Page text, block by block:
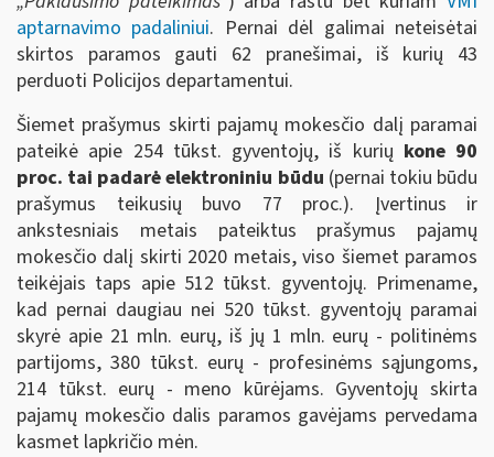
aptarnavimo padaliniui. Pernai dėl galimai neteisėtai
skirtos paramos gauti 62 pranešimai, iš kurių 43
perduoti Policijos departamentui.
Šiemet prašymus skirti pajamų mokesčio dalį paramai
pateikė apie 254 tūkst. gyventojų, iš kurių kone 90
proc. tai padarė elektroniniu būdu (pernai tokiu būdu
prašymus teikusių buvo 77 proc.). Įvertinus ir
ankstesniais metais pateiktus prašymus pajamų
mokesčio dalį skirti 2020 metais, viso šiemet paramos
teikėjais taps apie 512 tūkst. gyventojų. Primename,
kad pernai daugiau nei 520 tūkst. gyventojų paramai
skyrė apie 21 mln. eurų, iš jų 1 mln. eurų - politinėms
partijoms, 380 tūkst. eurų - profesinėms sąjungoms,
214 tūkst. eurų - meno kūrėjams. Gyventojų skirta
pajamų mokesčio dalis paramos gavėjams pervedama
kasmet lapkričio mėn.